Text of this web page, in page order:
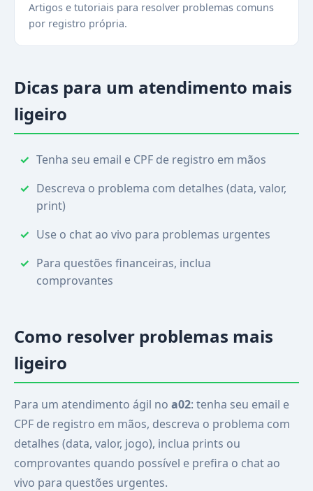
Artigos e tutoriais para resolver problemas comuns
por registro própria.
Dicas para um atendimento mais
ligeiro
Tenha seu email e CPF de registro em mãos
Descreva o problema com detalhes (data, valor,
print)
Use o chat ao vivo para problemas urgentes
Para questões financeiras, inclua
comprovantes
Como resolver problemas mais
ligeiro
Para um atendimento ágil no a02: tenha seu email e
CPF de registro em mãos, descreva o problema com
detalhes (data, valor, jogo), inclua prints ou
comprovantes quando possível e prefira o chat ao
vivo para questões urgentes.